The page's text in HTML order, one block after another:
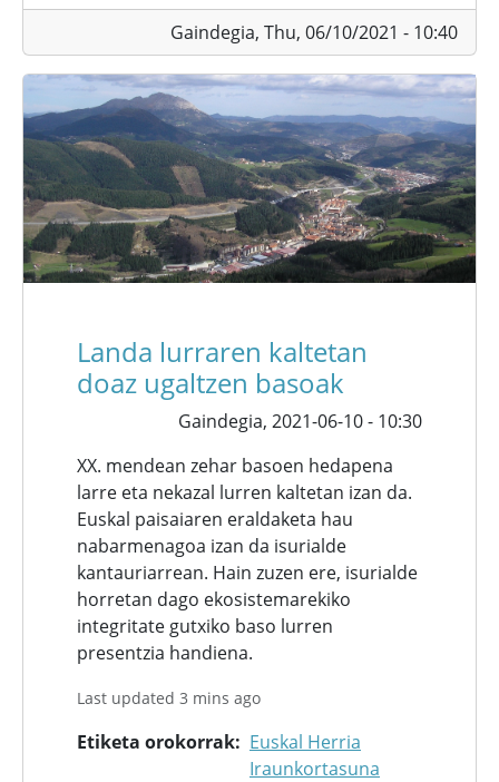
Gaindegia, Thu, 06/10/2021 - 10:40
Landa lurraren kaltetan
doaz ugaltzen basoak
Gaindegia, 2021-06-10 - 10:30
XX. mendean zehar basoen hedapena
larre eta nekazal lurren kaltetan izan da.
Euskal paisaiaren eraldaketa hau
nabarmenagoa izan da isurialde
kantauriarrean. Hain zuzen ere, isurialde
horretan dago ekosistemarekiko
integritate gutxiko baso lurren
presentzia handiena.
Last updated 3 mins ago
Etiketa orokorrak
Euskal Herria
Iraunkortasuna